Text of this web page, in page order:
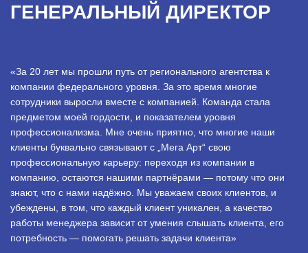
ГЕНЕРАЛЬНЫЙ ДИРЕКТОР
«За 20 лет мы прошли путь от регионального агентства к
компании федерального уровня. За это время многие
сотрудники выросли вместе с компанией. Команда стала
предметом моей гордости, и показателем уровня
профессионализма. Мне очень приятно, что многие наши
клиенты буквально связывают с „Мега Арт“ свою
профессиональную карьеру: переходя из компании в
компанию, остаются нашими партнёрами — потому что они
знают, что с нами надёжно. Мы уважаем своих клиентов, и
убеждены, в том, что каждый клиент уникален, а качество
работы менеджера зависит от умения слышать клиента, его
потребность — помогать решать задачи клиента»